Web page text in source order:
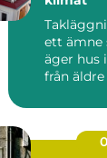
ett ämne
äger hus
från